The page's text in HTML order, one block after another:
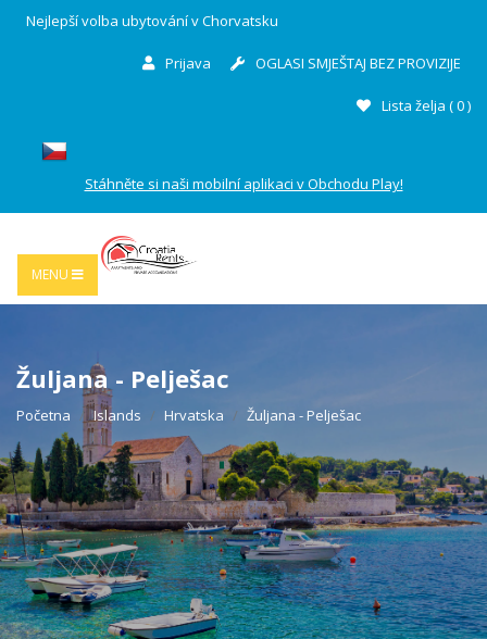
Nejlepší volba ubytování v Chorvatsku
Prijava OGLASI SMJEŠTAJ BEZ PROVIZIJE
Lista želja (0)
Stáhněte si naši mobilní aplikaci v Obchodu Play!
MENU
Žuljana - Pelješac
Početna Islands Hrvatska Žuljana - Pelješac